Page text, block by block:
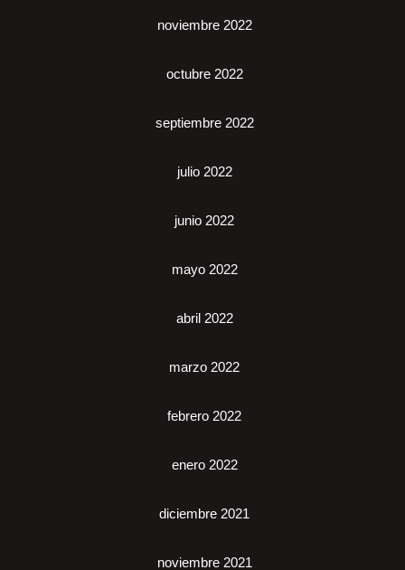
noviembre 2022
octubre 2022
septiembre 2022
julio 2022
junio 2022
mayo 2022
abril 2022
marzo 2022
febrero 2022
enero 2022
diciembre 2021
noviembre 2021